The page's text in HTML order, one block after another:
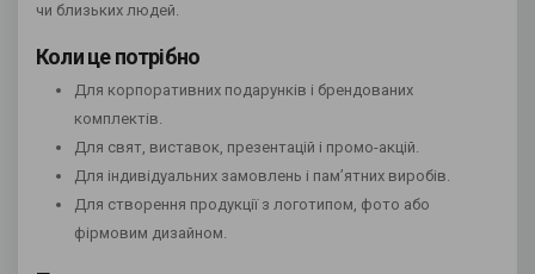
чи близьких людей.
Коли це потрібно
Для корпоративних подарунків і брендованих
комплектів.
Для свят, виставок, презентацій і промо-акцій.
Для індивідуальних замовлень і пам’ятних виробів.
Для створення продукції з логотипом, фото або
фірмовим дизайном.